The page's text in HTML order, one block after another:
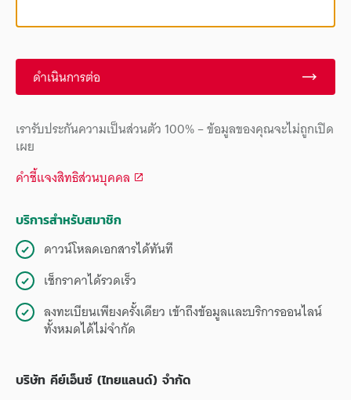
ดำเนินการต่อ
เรารับประกันความเป็นส่วนตัว 100% – ข้อมูลของคุณจะไม่ถูกเปิด
เผย
คำชี้แจงสิทธิส่วนบุคคล
บริการสำหรับสมาชิก
ดาวน์โหลดเอกสารได้ทันที
เช็กราคาได้รวดเร็ว
ลงทะเบียนเพียงครั้งเดียว เข้าถึงข้อมูลและบริการออนไลน์
ทั้งหมดได้ไม่จำกัด
บริษัท คีย์เอ็นซ์ (ไทยแลนด์) จำกัด